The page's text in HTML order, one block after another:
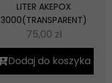
LITER AKEPOX
3000(TRANSPARENT)
75,00 zł
Dodaj do koszyka